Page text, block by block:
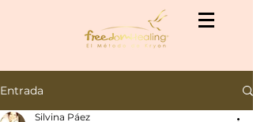
Entrada
Silvina Páez